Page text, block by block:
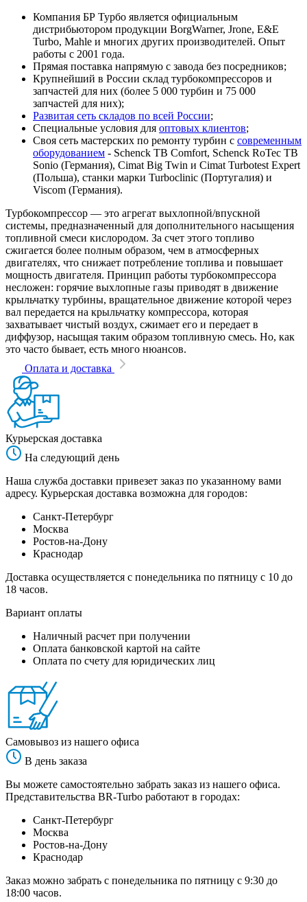
Компания БР Турбо является официальным
дистрибьютором продукции BorgWarner, Jrone, E&E
Turbo, Mahle и многих других производителей. Опыт
работы с 2001 года.
Прямая поставка напрямую с завода без посредников;
Крупнейший в России склад турбокомпрессоров и
запчастей для них (более 5 000 турбин и 75 000
запчастей для них);
Развитая сеть складов по всей России;
Специальные условия для оптовых клиентов;
Своя сеть мастерских по ремонту турбин с современным
оборудованием - Schenck TB Comfort, Schenck RoTec TB
Sonio (Германия), Cimat Big Twin и Cimat Turbotest Expert
(Польша), станки марки Turboclinic (Португалия) и
Viscom (Германия).
Турбокомпрессор — это агрегат выхлопной/впускной
системы, предназначенный для дополнительного насыщения
топливной смеси кислородом. За счет этого топливо
сжигается более полным образом, чем в атмосферных
двигателях, что снижает потребление топлива и повышает
мощность двигателя. Принцип работы турбокомпрессора
несложен: горячие выхлопные газы приводят в движение
крыльчатку турбины, вращательное движение которой через
вал передается на крыльчатку компрессора, которая
захватывает чистый воздух, сжимает его и передает в
диффузор, насыщая таким образом топливную смесь. Но, как
это часто бывает, есть много нюансов.
Оплата и доставка
Курьерская доставка
На следующий день
Наша служба доставки привезет заказ по указанному вами
адресу. Курьерская доставка возможна для городов:
Санкт-Петербург
Москва
Ростов-на-Дону
Краснодар
Доставка осуществляется с понедельника по пятницу с 10 до
18 часов.
Вариант оплаты
Наличный расчет при получении
Оплата банковской картой на сайте
Оплата по счету для юридических лиц
Самовывоз из нашего офиса
В день заказа
Вы можете самостоятельно забрать заказ из нашего офиса.
Представительства BR-Turbo работают в городах:
Санкт-Петербург
Москва
Ростов-на-Дону
Краснодар
Заказ можно забрать с понедельника по пятницу с 9:30 до
18:00 часов.